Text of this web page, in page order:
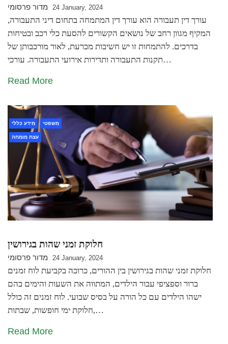
מדור פרסומי 24 January, 2024
עורך דין תעבורה הוא עורך דין המתמחה בתחום דיני התעבורה,
המקיף מגוון רחב של נושאים הקשורים להסעת כלי רכב ובטיחות
בדרכים. להתמחות זו יש חשיבות מכרעת, לאור מורכבותן של
תקנות התעבורה ותדירות אירועי התעבורה. עורכי…
Read More
מידע כללי משפטי
עצת מומחה
חלוקת זמני שהות בגירושין
מדור פרסומי 24 January, 2024
חלוקת זמני שהות בגירושין בין ההורים, כרוכה בקביעת לוח זמנים
ברור וספציפי עבור הילדים, המתווה את השעות והימים בהם
ישהו הילדים עם כל הורה על בסיס שבועי. לוח זמנים זה כולל
חלוקת ימי חופשות, שבתות,…
Read More